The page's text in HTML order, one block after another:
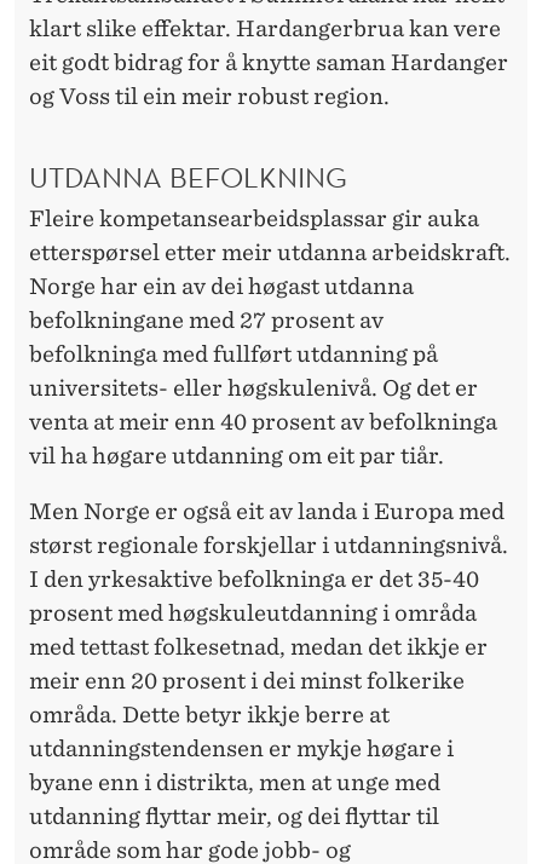
klart slike effektar. Hardangerbrua kan vere
eit godt bidrag for å knytte saman Hardanger
og Voss til ein meir robust region.
UTDANNA BEFOLKNING
Fleire kompetansearbeidsplassar gir auka
etterspørsel etter meir utdanna arbeidskraft.
Norge har ein av dei høgast utdanna
befolkningane med 27 prosent av
befolkninga med fullført utdanning på
universitets- eller høgskulenivå. Og det er
venta at meir enn 40 prosent av befolkninga
vil ha høgare utdanning om eit par tiår.
Men Norge er også eit av landa i Europa med
størst regionale forskjellar i utdanningsnivå.
I den yrkesaktive befolkninga er det 35-40
prosent med høgskuleutdanning i områda
med tettast folkesetnad, medan det ikkje er
meir enn 20 prosent i dei minst folkerike
områda. Dette betyr ikkje berre at
utdanningstendensen er mykje høgare i
byane enn i distrikta, men at unge med
utdanning flyttar meir, og dei flyttar til
område som har gode jobb- og